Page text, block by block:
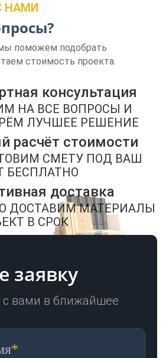
НАМИ
поможем подобрать
стоимость проекта.
консультация
НА ВСЕ ВОПРОСЫ И
ЛУЧШЕЕ РЕШЕНИЕ
расчёт стоимости
СМЕТУ ПОД ВАШ
БЕСПЛАТНО
доставка
ДОСТАВИМ МАТЕРИАЛЫ
В СРОК
заявку
вами в ближайшее
*
ЗВОНОК
я даю своё согласие на обработку моих
соответствии с ФЗ от 27.07.2006 № 152-ФЗ "О
условиях и для целей, определенных вполитикой